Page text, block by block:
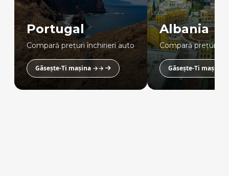
Portugal
Compară prețuri închirieri auto
Găsește-Ti mașina →→
Albania
Compară prețuri
Găsește-Ti